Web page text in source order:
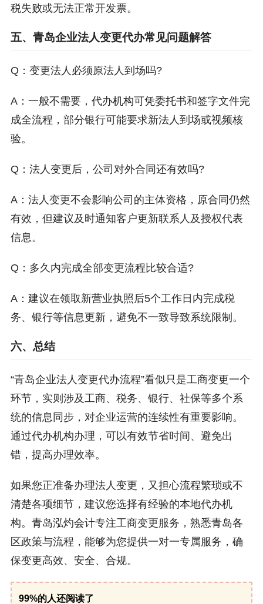
税失败或无法正常开发票。
五、青岛企业法人变更代办常见问题解答
Q：变更法人必须原法人到场吗?
A：一般不需要，代办机构可凭委托书和签字文件完
成全流程，部分银行可能要求新法人到场或视频核
验。
Q：法人变更后，公司对外合同还有效吗?
A：法人变更不会影响公司的主体资格，原合同仍然
有效，但建议及时通知客户更新联系人及授权代表
信息。
Q：多久内完成全部变更流程比较合适?
A：建议在领取新营业执照后5个工作日内完成税
务、银行等信息更新，避免不一致导致系统限制。
六、总结
“青岛企业法人变更代办流程”看似只是工商变更一个
环节，实则涉及工商、税务、银行、社保等多个系
统的信息同步，对企业运营的连续性有重要影响。
通过代办机构办理，可以有效节省时间、避免出
错，提高办理效率。
如果您正准备办理法人变更，又担心流程繁琐或不
清楚各项细节，建议您选择有经验的本地代办机
构。青岛泓灼会计专注工商变更服务，熟悉青岛各
区政策与流程，能够为您提供一对一专属服务，确
保变更高效、安全、合规。
99%的人还阅读了